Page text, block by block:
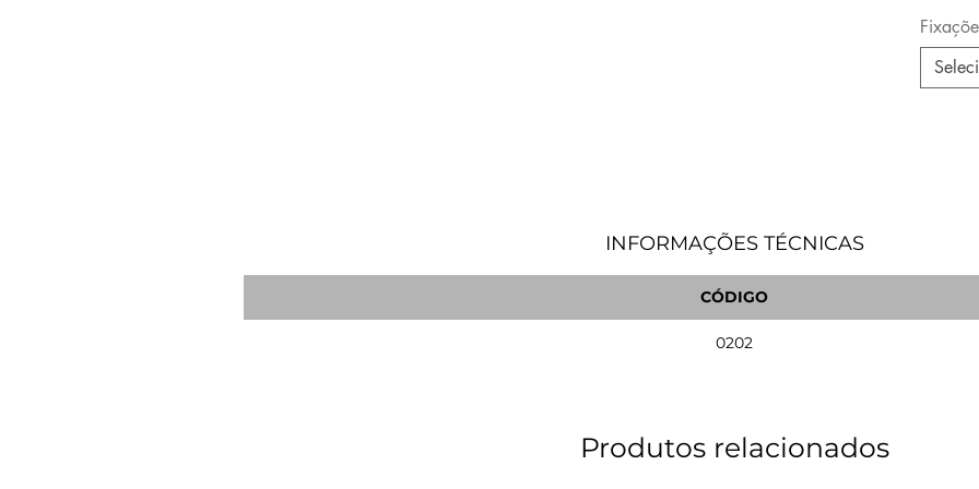
INFORMAÇÕES TÉCNICAS
CÓDIGO
0202
Produtos relacionados